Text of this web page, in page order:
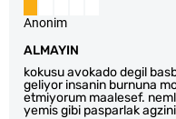
ALMAYIN
kokusu avokado degil
geliyor insanin burnuna
etmiyorum maalesef.
yemis gibi pasparlak
Anonim